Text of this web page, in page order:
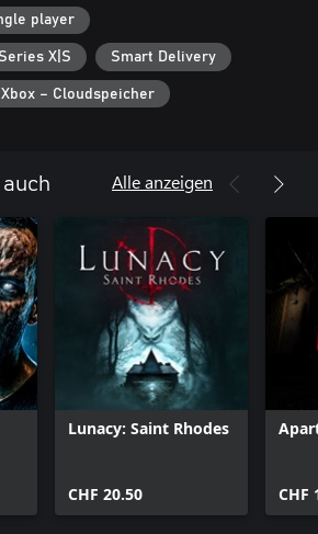
player
X|S Smart Delivery
Xbox – Cloudspeicher
Alle anzeigen
Lunacy: Saint Rhodes
CHF 20.50 CHF